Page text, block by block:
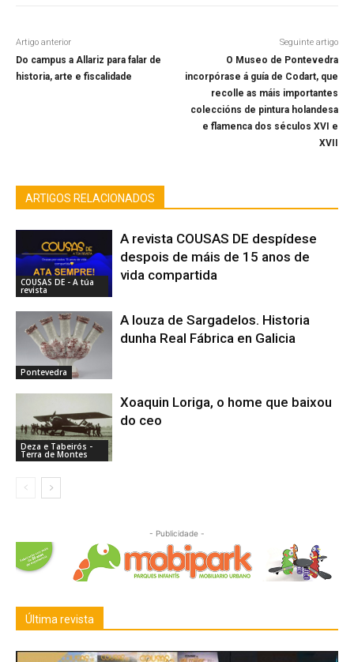
Artigo anterior
Do campus a Allariz para falar de
historia, arte e fiscalidade
Seguinte artigo
O Museo de Pontevedra
incorpórase á guía de Codart, que
recolle as máis importantes
coleccións de pintura holandesa
e flamenca dos séculos XVI e
XVII
ARTIGOS RELACIONADOS
COUSAS DE - A túa
revista
A revista COUSAS DE despídese
despois de máis de 15 anos de
vida compartida
Pontevedra
A louza de Sargadelos. Historia
dunha Real Fábrica en Galicia
Deza e Tabeirós -
Terra de Montes
Xoaquin Loriga, o home que baixou
do ceo
- Publicidade -
Última revista